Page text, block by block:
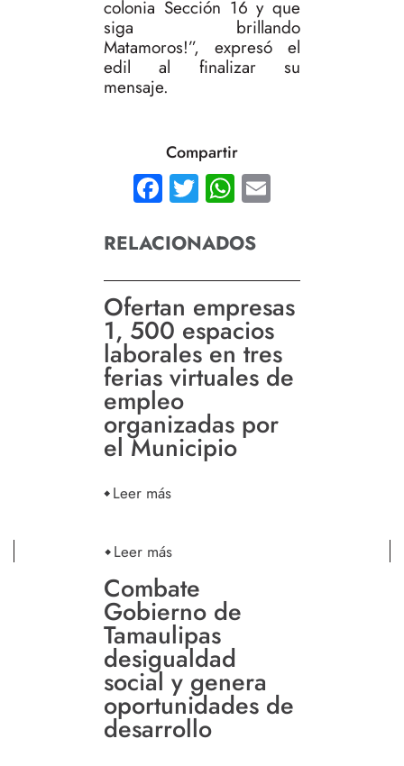
colonia Sección 16 y que
siga brillando
Matamoros!”, expresó el
edil al finalizar su
mensaje.
Compartir
Facebook
TwitterWhatsApp
RELACIONADOS
Ofertan empresas
1, 500 espacios
laborales en tres
ferias virtuales de
empleo
organizadas por
el Municipio
Leer más
Leer más
Combate
Gobierno de
Tamaulipas
desigualdad
social y genera
oportunidades de
desarrollo